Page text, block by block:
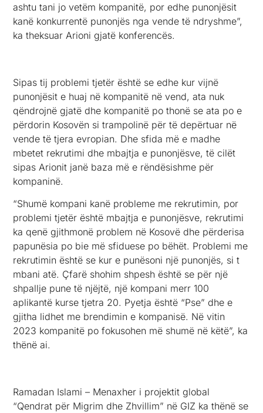
ashtu tani jo vetëm kompanitë, por edhe punonjësit
kanë konkurrentë punonjës nga vende të ndryshme”,
ka theksuar Arioni gjatë konferencës.
Sipas tij problemi tjetër është se edhe kur vijnë
punonjësit e huaj në kompanitë në vend, ata nuk
qëndrojnë gjatë dhe kompanitë po thonë se ata po e
përdorin Kosovën si trampolinë për të depërtuar në
vende të tjera evropian. Dhe sfida më e madhe
mbetet rekrutimi dhe mbajtja e punonjësve, të cilët
sipas Arionit janë baza më e rëndësishme për
kompaninë.
“Shumë kompani kanë probleme me rekrutimin, por
problemi tjetër është mbajtja e punonjësve, rekrutimi
ka qenë gjithmonë problem në Kosovë dhe përderisa
papunësia po bie më sfiduese po bëhët. Problemi me
rekrutimin është se kur e punësoni një punonjës, si t
mbani atë. Çfarë shohim shpesh është se për një
shpallje pune të njëjtë, një kompani merr 100
aplikantë kurse tjetra 20. Pyetja është “Pse” dhe e
gjitha lidhet me brendimin e kompanisë. Në vitin
2023 kompanitë po fokusohen më shumë në këtë”, ka
thënë ai.
Ramadan Islami – Menaxher i projektit global
“Qendrat për Migrim dhe Zhvillim” në GIZ ka thënë se